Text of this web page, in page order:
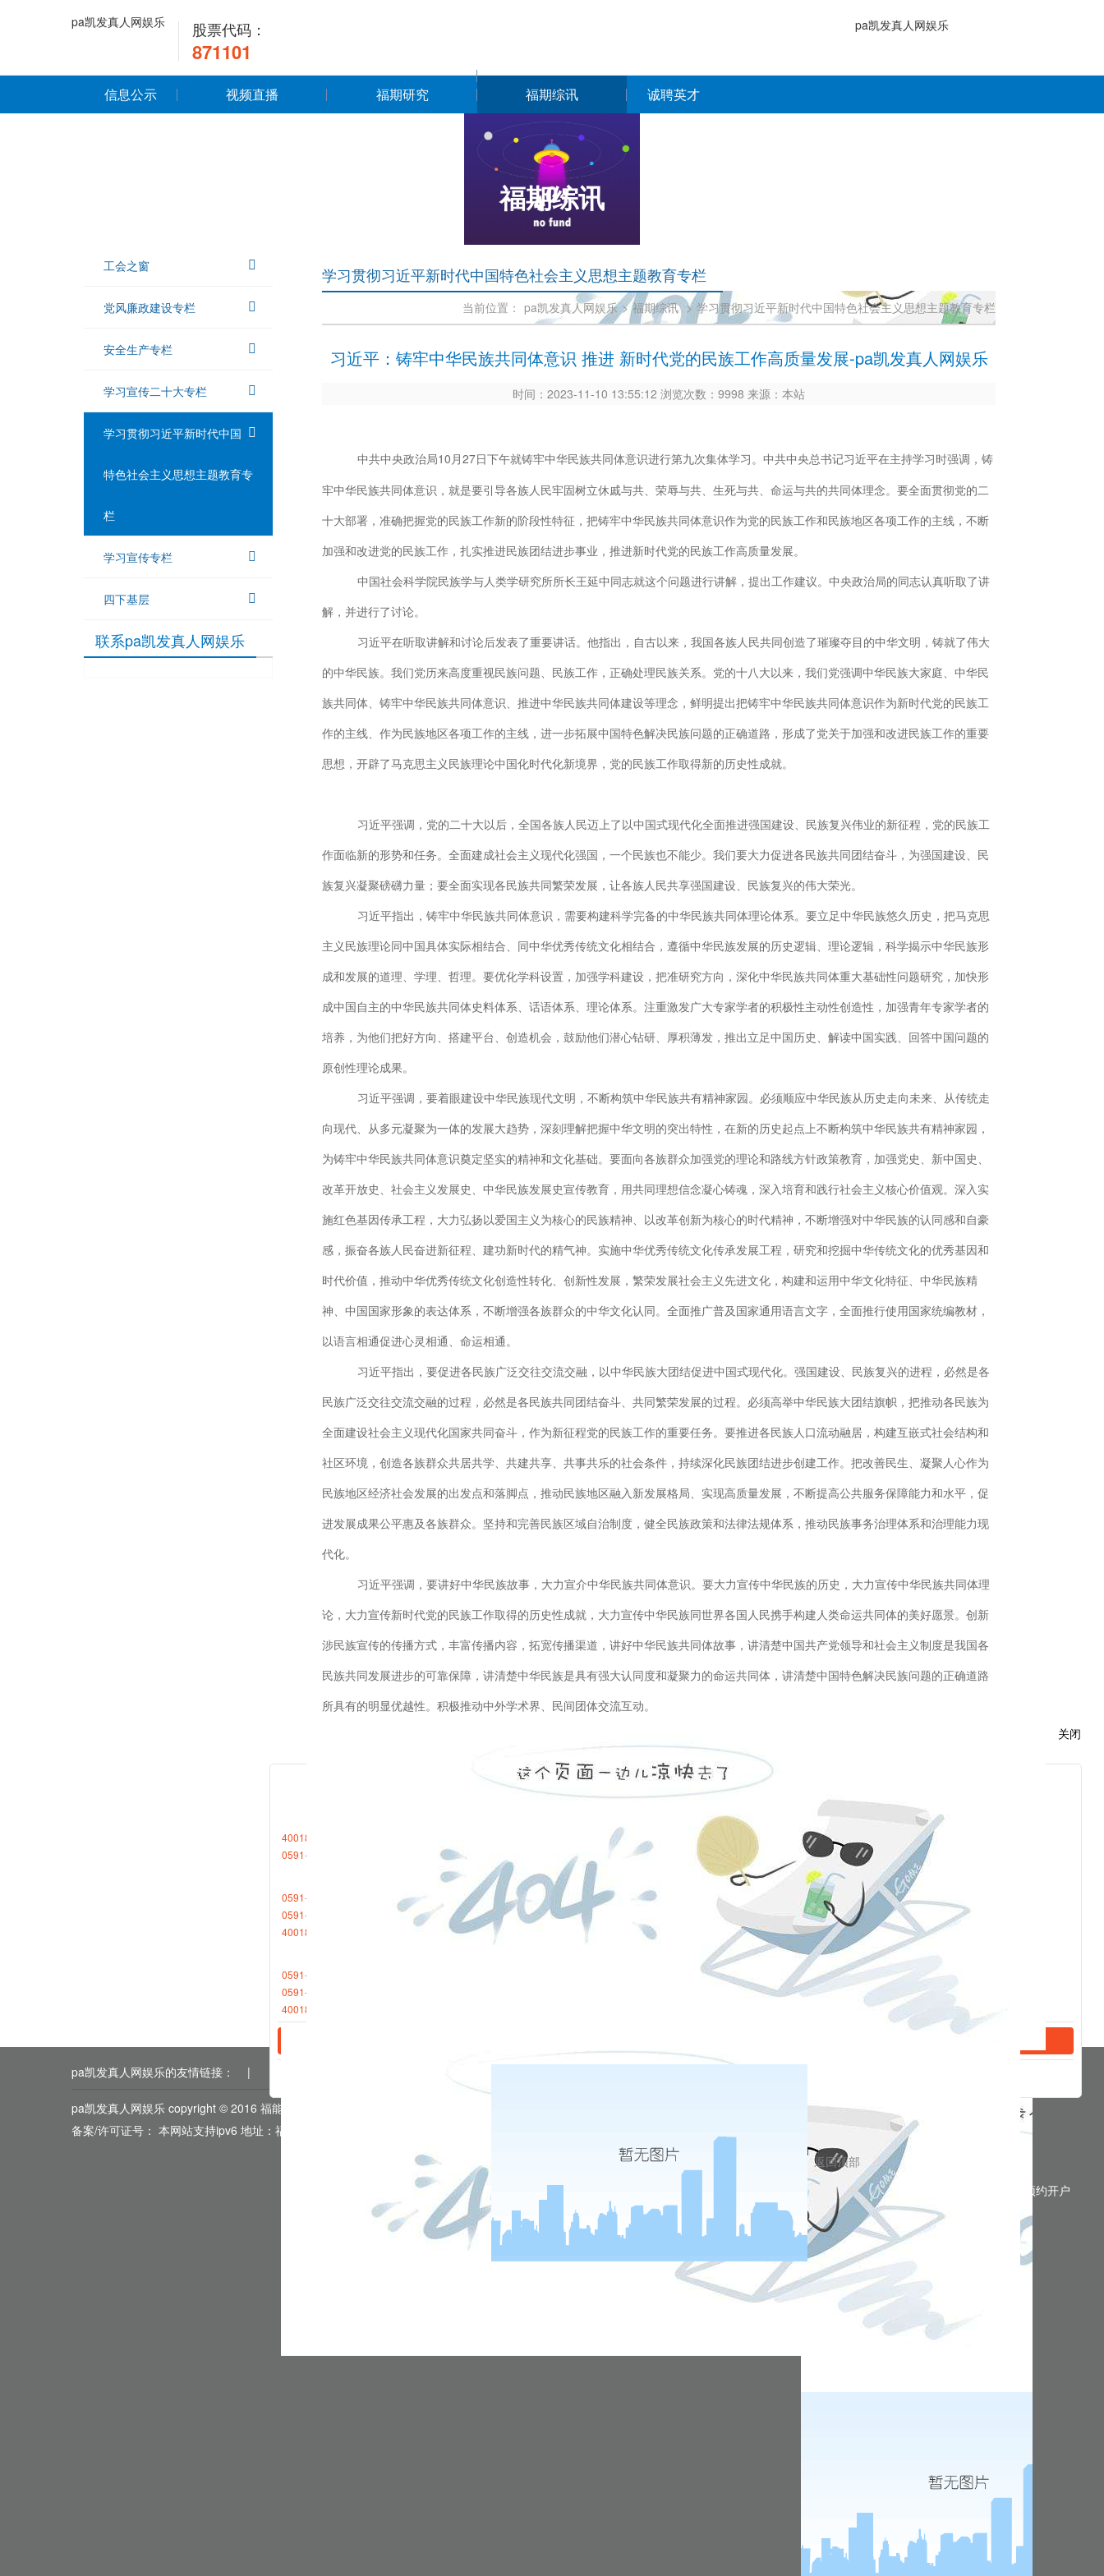
pa凯发真人网娱乐 股票代码：
871101
pa凯发真人网娱乐
信息公示 视频直播 福期研究 福期综讯 诚聘英才
福期综讯
工会之窗
党风廉政建设专栏
安全生产专栏
学习宣传二十大专栏
学习贯彻习近平新时代中国
特色社会主义思想主题教育专
栏
学习宣传专栏
四下基层
联系pa凯发真人网娱乐
学习贯彻习近平新时代中国特色社会主义思想主题教育专栏
当前位置： pa凯发真人网娱乐 > 福期综讯 > 学习贯彻习近平新时代中国特色社会主义思想主题教育专栏
习近平：铸牢中华民族共同体意识 推进 新时代党的民族工作高质量发展-pa凯发真人网娱乐
时间：2023-11-10 13:55:12 浏览次数：9998 来源：本站
中共中央政治局10月27日下午就铸牢中华民族共同体意识进行第九次集体学习。中共中央总书记习近平在主持学习时强调，铸
牢中华民族共同体意识，就是要引导各族人民牢固树立休戚与共、荣辱与共、生死与共、命运与共的共同体理念。要全面贯彻党的二
十大部署，准确把握党的民族工作新的阶段性特征，把铸牢中华民族共同体意识作为党的民族工作和民族地区各项工作的主线，不断
加强和改进党的民族工作，扎实推进民族团结进步事业，推进新时代党的民族工作高质量发展。
中国社会科学院民族学与人类学研究所所长王延中同志就这个问题进行讲解，提出工作建议。中央政治局的同志认真听取了讲
解，并进行了讨论。
习近平在听取讲解和讨论后发表了重要讲话。他指出，自古以来，我国各族人民共同创造了璀璨夺目的中华文明，铸就了伟大
的中华民族。我们党历来高度重视民族问题、民族工作，正确处理民族关系。党的十八大以来，我们党强调中华民族大家庭、中华民
族共同体、铸牢中华民族共同体意识、推进中华民族共同体建设等理念，鲜明提出把铸牢中华民族共同体意识作为新时代党的民族工
作的主线、作为民族地区各项工作的主线，进一步拓展中国特色解决民族问题的正确道路，形成了党关于加强和改进民族工作的重要
思想，开辟了马克思主义民族理论中国化时代化新境界，党的民族工作取得新的历史性成就。
习近平强调，党的二十大以后，全国各族人民迈上了以中国式现代化全面推进强国建设、民族复兴伟业的新征程，党的民族工
作面临新的形势和任务。全面建成社会主义现代化强国，一个民族也不能少。我们要大力促进各民族共同团结奋斗，为强国建设、民
族复兴凝聚磅礴力量；要全面实现各民族共同繁荣发展，让各族人民共享强国建设、民族复兴的伟大荣光。
习近平指出，铸牢中华民族共同体意识，需要构建科学完备的中华民族共同体理论体系。要立足中华民族悠久历史，把马克思
主义民族理论同中国具体实际相结合、同中华优秀传统文化相结合，遵循中华民族发展的历史逻辑、理论逻辑，科学揭示中华民族形
成和发展的道理、学理、哲理。要优化学科设置，加强学科建设，把准研究方向，深化中华民族共同体重大基础性问题研究，加快形
成中国自主的中华民族共同体史料体系、话语体系、理论体系。注重激发广大专家学者的积极性主动性创造性，加强青年专家学者的
培养，为他们把好方向、搭建平台、创造机会，鼓励他们潜心钻研、厚积薄发，推出立足中国历史、解读中国实践、回答中国问题的
原创性理论成果。
习近平强调，要着眼建设中华民族现代文明，不断构筑中华民族共有精神家园。必须顺应中华民族从历史走向未来、从传统走
向现代、从多元凝聚为一体的发展大趋势，深刻理解把握中华文明的突出特性，在新的历史起点上不断构筑中华民族共有精神家园，
为铸牢中华民族共同体意识奠定坚实的精神和文化基础。要面向各族群众加强党的理论和路线方针政策教育，加强党史、新中国史、
改革开放史、社会主义发展史、中华民族发展史宣传教育，用共同理想信念凝心铸魂，深入培育和践行社会主义核心价值观。深入实
施红色基因传承工程，大力弘扬以爱国主义为核心的民族精神、以改革创新为核心的时代精神，不断增强对中华民族的认同感和自豪
感，振奋各族人民奋进新征程、建功新时代的精气神。实施中华优秀传统文化传承发展工程，研究和挖掘中华传统文化的优秀基因和
时代价值，推动中华优秀传统文化创造性转化、创新性发展，繁荣发展社会主义先进文化，构建和运用中华文化特征、中华民族精
神、中国国家形象的表达体系，不断增强各族群众的中华文化认同。全面推广普及国家通用语言文字，全面推行使用国家统编教材，
以语言相通促进心灵相通、命运相通。
习近平指出，要促进各民族广泛交往交流交融，以中华民族大团结促进中国式现代化。强国建设、民族复兴的进程，必然是各
民族广泛交往交流交融的过程，必然是各民族共同团结奋斗、共同繁荣发展的过程。必须高举中华民族大团结旗帜，把推动各民族为
全面建设社会主义现代化国家共同奋斗，作为新征程党的民族工作的重要任务。要推进各民族人口流动融居，构建互嵌式社会结构和
社区环境，创造各族群众共居共学、共建共享、共事共乐的社会条件，持续深化民族团结进步创建工作。把改善民生、凝聚人心作为
民族地区经济社会发展的出发点和落脚点，推动民族地区融入新发展格局、实现高质量发展，不断提高公共服务保障能力和水平，促
进发展成果公平惠及各族群众。坚持和完善民族区域自治制度，健全民族政策和法律法规体系，推动民族事务治理体系和治理能力现
代化。
习近平强调，要讲好中华民族故事，大力宣介中华民族共同体意识。要大力宣传中华民族的历史，大力宣传中华民族共同体理
论，大力宣传新时代党的民族工作取得的历史性成就，大力宣传中华民族同世界各国人民携手构建人类命运共同体的美好愿景。创新
涉民族宣传的传播方式，丰富传播内容，拓宽传播渠道，讲好中华民族共同体故事，讲清楚中国共产党领导和社会主义制度是我国各
民族共同发展进步的可靠保障，讲清楚中华民族是具有强大认同度和凝聚力的命运共同体，讲清楚中国特色解决民族问题的正确道路
所具有的明显优越性。积极推动中外学术界、民间团体交流互动。
政府要坚持中国特色解决民族问题的正确道路，认真贯彻落实党的民族工作的各项方针政策，及时研究解决本地区本单位涉及民族工
作的重大问题。各级领导干部要深入学习贯彻党关于加强和改进民族工作的重要思想，提高做好民族工作的本领，为推进民族团结进
（来源：新华社）
李干杰在全国党建研究会七届二次理事会上强调 深入研究宣传阐释习近平总书记关于党的建设的重要思想
pa凯发真人网娱乐的友情链接： |
pa凯发真人网娱乐 copyright © 2016 福能期货股份有限公司 本网站所载文章和数据仅供参考，使用前务请核实，风险自负。
备案/许可证号： 本网站支持ipv6 地址：福州市鼓楼区五四路75号海西商务大厦31层
关闭
在线客服
4001868696转1
0591-88265611
日盘下单电话：
0591-88013377
0591-87727306
4001868696转2
夜盘下单电话：
0591-88013380
0591-87512570
4001868696转2
预约开户
返回顶部